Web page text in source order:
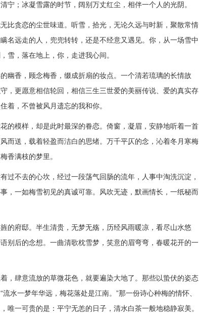
；冰凝雪露的时节，阔别万丈红尘，相伴一个人的光阴。
比贪恋的尘世味道。听雪，拾光，无论久远与时新，聚散常情
名远走的人，兜兜转转，还是不经意又遇见。你，从一场雪中
雪，落在地上，你，走进我心间。
幽香，顾念梅香，缀成折扇的妆点。一个清若琉璃的长情故
，更愿意相信轮回，相信三生三世爱的美丽传说、爱的真实存
着，不曾被风月遗忘的我和你。
的模样，却是此时最深的眷恋。倚窗，凝眉，安静地听着一首
而送，载着轻盈而洁白的思绪。万千平仄的念，沁着冬月寒梅
香满枝的梦里。
过不去的心坎，经过一段荡气回肠的流年，人事中淘洗沉淀，
，一如梅雪初见的真诚可靠。风吹无迹，默画情长，一纸秘而
的府邸。半生清贵，无梦无殇，历经风雨暖凉，看尽山水悠
别后的念想。一曲清歌枕雪梦，笑意的眉弯弯，春暖花开的一
，肆意流放的草微花色，就要遍染大地了。那些以蛰伏的姿态
水一梦年华远，梅花落处是江南。”那一份诗心种梅的情怀、
一可贵的是：平宁无恙的日子，清水白茶一般地稳静寂美。